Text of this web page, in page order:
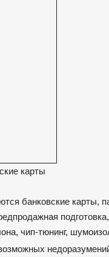
карты
банковские карты,
чип-тюнинг,